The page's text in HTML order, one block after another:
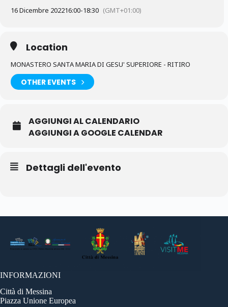
16 Dicembre 202216:00-18:30 (GMT+01:00)
Location
MONASTERO SANTA MARIA DI GESU' SUPERIORE - RITIRO
OTHER EVENTS
AGGIUNGI AL CALENDARIO
AGGIUNGI A GOOGLE CALENDAR
Dettagli dell'evento
INFORMAZIONI
Città di Messina
Piazza Unione Europea